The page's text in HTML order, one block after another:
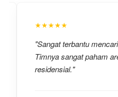
★★★★★
"Sangat terbantu
Timnya sangat paham
residensial."